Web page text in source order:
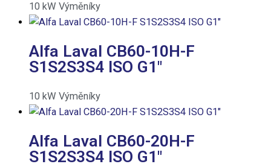
10 kW Výměníky
Alfa Laval CB60-10H-F
S1S2S3S4 ISO G1″
10 kW Výměníky
Alfa Laval CB60-20H-F
S1S2S3S4 ISO G1″